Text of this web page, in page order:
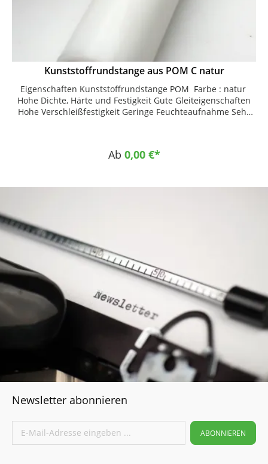
Kunststoffrundstange aus POM C natur
Eigenschaften Kunststoffrundstange POM Farbe : natur
Hohe Dichte, Härte und Festigkeit Gute Gleiteigenschaften
Hohe Verschleißfestigkeit Geringe Feuchteaufnahme Sehr
Textilindustrie, Lebensmittelindustrie Zahnräder,
als Spulenkörper, Isolatoren, Relais- und Trafogehäuse
Medizintechnik als Instrumentengriffe, Anpassungsstücke
Ab 0,00 €*
Newsletter abonnieren
ABONNIEREN